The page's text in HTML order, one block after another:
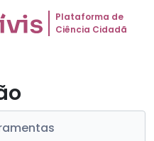
Plataforma de
Ciência Cidadã